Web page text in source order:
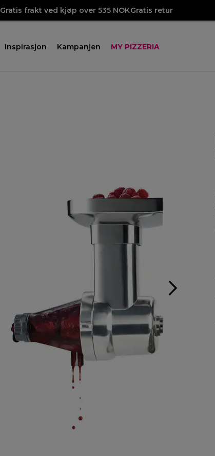
Gratis frakt ved kjøp over 535 NOKGratis retur
Inspirasjon Kampanjen MY PIZZERIA